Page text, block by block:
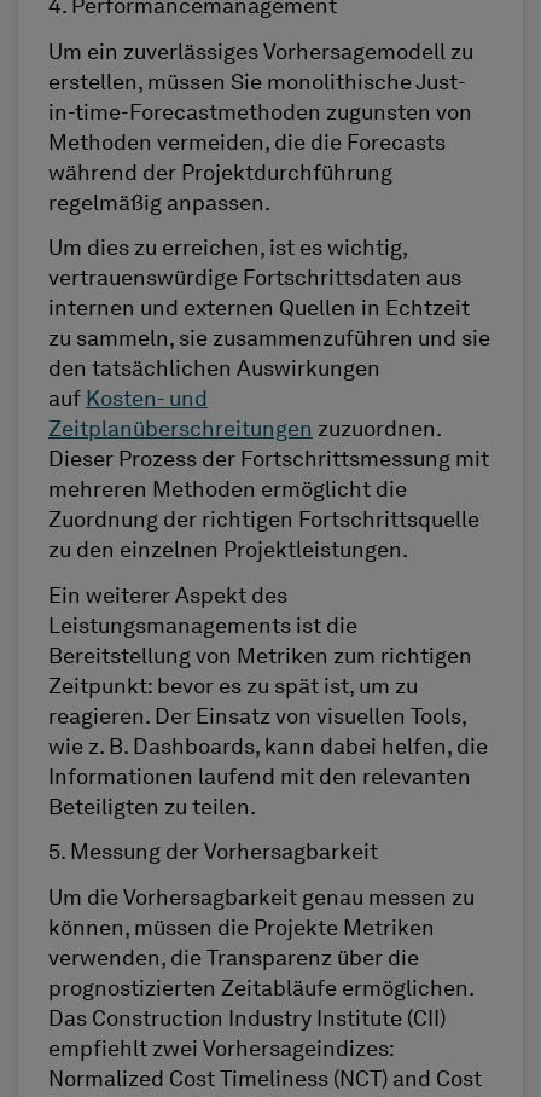
4. Performancemanagement
Um ein zuverlässiges Vorhersagemodell zu
erstellen, müssen Sie monolithische Just-
in-time-Forecastmethoden zugunsten von
Methoden vermeiden, die die Forecasts
während der Projektdurchführung
regelmäßig anpassen.
Um dies zu erreichen, ist es wichtig,
vertrauenswürdige Fortschrittsdaten aus
internen und externen Quellen in Echtzeit
zu sammeln, sie zusammenzuführen und sie
den tatsächlichen Auswirkungen
auf Kosten- und
Zeitplanüberschreitungen zuzuordnen.
Dieser Prozess der Fortschrittsmessung mit
mehreren Methoden ermöglicht die
Zuordnung der richtigen Fortschrittsquelle
zu den einzelnen Projektleistungen.
Ein weiterer Aspekt des
Leistungsmanagements ist die
Bereitstellung von Metriken zum richtigen
Zeitpunkt: bevor es zu spät ist, um zu
reagieren. Der Einsatz von visuellen Tools,
wie z. B. Dashboards, kann dabei helfen, die
Informationen laufend mit den relevanten
Beteiligten zu teilen.
5. Messung der Vorhersagbarkeit
Um die Vorhersagbarkeit genau messen zu
können, müssen die Projekte Metriken
verwenden, die Transparenz über die
prognostizierten Zeitabläufe ermöglichen.
Das Construction Industry Institute (CII)
empfiehlt zwei Vorhersageindizes:
Normalized Cost Timeliness (NCT) and Cost